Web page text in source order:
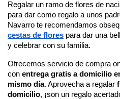
Regalar un ramo de flores de
para dar como regalo a unos
Navarro te recomendamos
cestas de flores para dar una
y celebrar con su familia.
Ofrecemos servicio de compra
con entrega gratis a domicilio
mismo día. Aprovecha a regalar
domicilio, ¡son un regalo